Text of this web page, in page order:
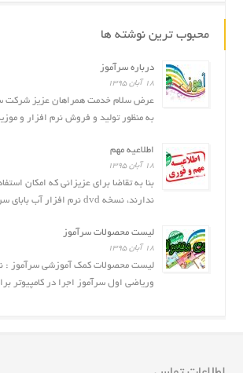
محبوب ترین نوشته ها
درباره سرآموز
۱۸ آبان ۱۳۹۵
عرض سلام خدمت همراهان عزیز شرکت
به منظور تولید و فروش نرم افزار و
اطلاعیه مهم
۱۸ آبان ۱۳۹۵
بنا به تقاضا برای عزیزانی که امکان
ندارند، نسخه dvd نرم افزار آب بابای سرآموز فا...
لیست محصولات سرآموز
۱۸ آبان ۱۳۹۵
لیست محصولات کمک آموزشی سرآموز :
وریاضی اول سرآموز اجرا در کامپیوتر